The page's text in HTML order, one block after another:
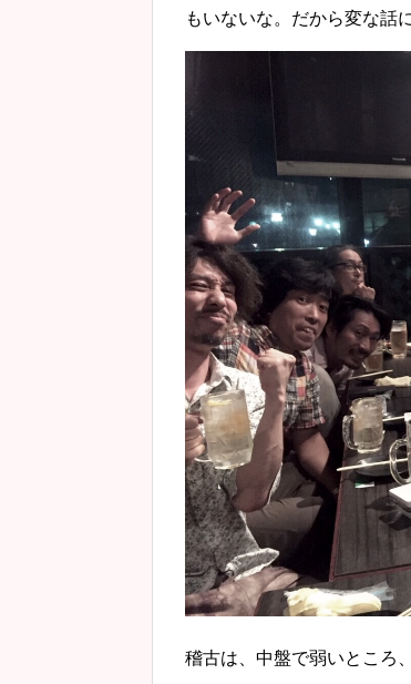
もいないな。だから変な話
稽古は、中盤で弱いところ